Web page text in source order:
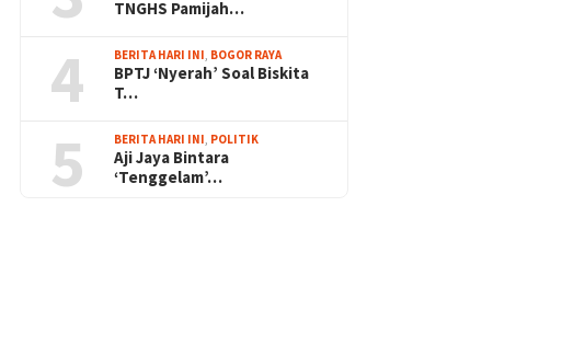
TNGHS Pamijah…
4 BERITA HARI INI, BOGOR RAYA
BPTJ ‘Nyerah’ Soal Biskita
T…
5 BERITA HARI INI, POLITIK
Aji Jaya Bintara
‘Tenggelam’…